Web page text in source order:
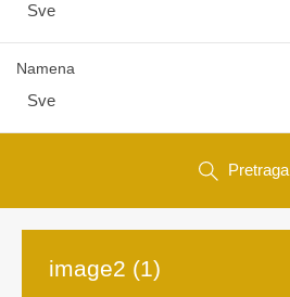
Sve
Namena
Sve
Pretraga
image2 (1)